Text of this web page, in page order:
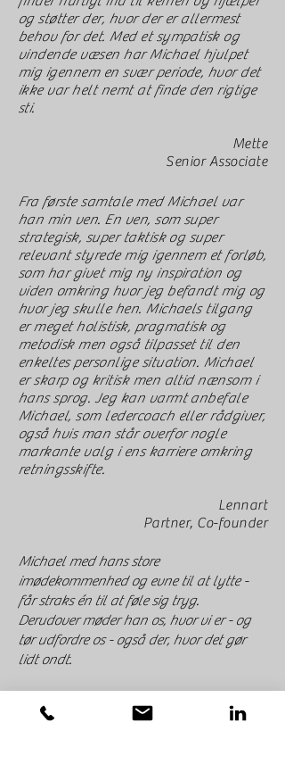
og støtter der, hvor der er allermest
behov for det. Med et sympatisk og
vindende væsen har Michael hjulpet
mig igennem en svær periode, hvor det
ikke var helt nemt at finde den rigtige
sti.
Mette
Senior Associate
Fra første samtale med Michael var
han min ven. En ven, som super
strategisk, super taktisk og super
relevant styrede mig igennem et forløb,
som har givet mig ny inspiration og
viden omkring hvor jeg befandt mig og
hvor jeg skulle hen. Michaels tilgang
er meget holistisk, pragmatisk og
metodisk men også tilpasset til den
enkeltes personlige situation. Michael
er skarp og kritisk men altid nænsom i
hans sprog. Jeg kan varmt anbefale
Michael, som ledercoach eller rådgiver,
også hvis man står overfor nogle
markante valg i ens karriere omkring
retningsskifte.
Lennart
Partner, Co-founder
Michael med hans store
imødekommenhed og evne til at lytte -
får straks én til at føle sig tryg.
Derudover møder han os, hvor vi er - og
tør udfordre os - også der, hvor det gør
lidt ondt.
god ramme for udvikling og forandring.